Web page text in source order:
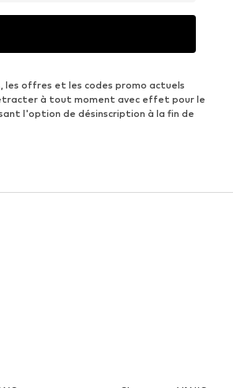
les offres et les codes promo actuels
à tout moment avec effet pour le
l'option de désinscription à la fin de